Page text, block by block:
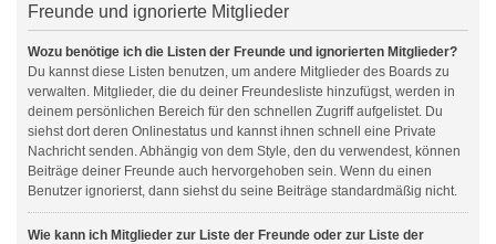
Freunde und ignorierte Mitglieder
Wozu benötige ich die Listen der Freunde und ignorierten Mitglieder?
Du kannst diese Listen benutzen, um andere Mitglieder des Boards zu
verwalten. Mitglieder, die du deiner Freundesliste hinzufügst, werden in
deinem persönlichen Bereich für den schnellen Zugriff aufgelistet. Du
siehst dort deren Onlinestatus und kannst ihnen schnell eine Private
Nachricht senden. Abhängig von dem Style, den du verwendest, können
Beiträge deiner Freunde auch hervorgehoben sein. Wenn du einen
Benutzer ignorierst, dann siehst du seine Beiträge standardmäßig nicht.
Wie kann ich Mitglieder zur Liste der Freunde oder zur Liste der